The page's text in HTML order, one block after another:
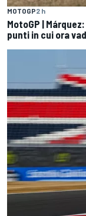
MOTOGP2 h
MotoGP |
punti in cui ora